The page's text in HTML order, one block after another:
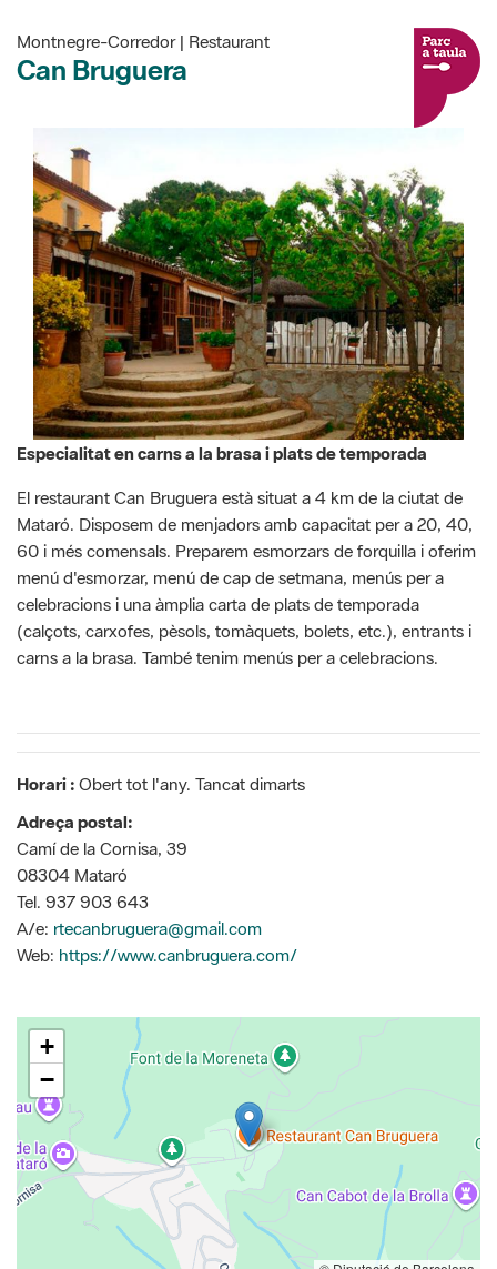
Montnegre-Corredor | Restaurant
Can Bruguera
Especialitat en carns a la brasa i plats de temporada
El restaurant Can Bruguera està situat a 4 km de la ciutat de
Mataró. Disposem de menjadors amb capacitat per a 20, 40,
60 i més comensals. Preparem esmorzars de forquilla i oferim
menú d'esmorzar, menú de cap de setmana, menús per a
celebracions i una àmplia carta de plats de temporada
(calçots, carxofes, pèsols, tomàquets, bolets, etc.), entrants i
carns a la brasa. També tenim menús per a celebracions.
Horari : Obert tot l'any. Tancat dimarts
Adreça postal:
Camí de la Cornisa, 39
08304 Mataró
Tel. 937 903 643
A/e: rtecanbruguera@gmail.com
Web: https://www.canbruguera.com/
+
−